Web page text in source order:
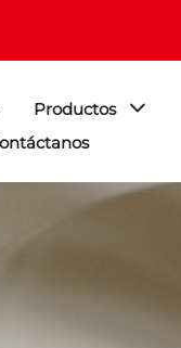
Productos